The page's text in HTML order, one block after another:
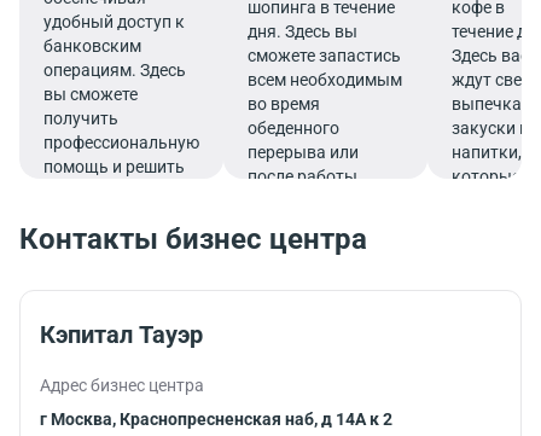
удобный доступ к
банковским
операциям. Здесь
вы сможете
получить
профессиональную
помощь и решить
комфортной
шопинга в течение
дня. Здесь вы
сможете запастись
всем необходимым
во время
обеденного
перерыва или
после работы.
кофе в
течение
Здесь вас
ждут
выпечка,
закуски и
напитки,
которые
Контакты бизнес центра
Кэпитал Тауэр
Адрес бизнес центра
г Москва, Краснопресненская наб, д 14А к 2